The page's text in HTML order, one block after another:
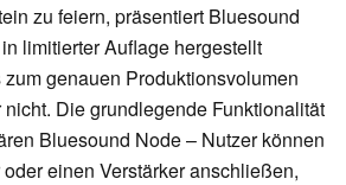
zu feiern, präsentiert Bluesound
limitierter Auflage hergestellt
genauen Produktionsvolumen
Die grundlegende Funktionalität
Bluesound Node – Nutzer können
einen Verstärker anschließen,